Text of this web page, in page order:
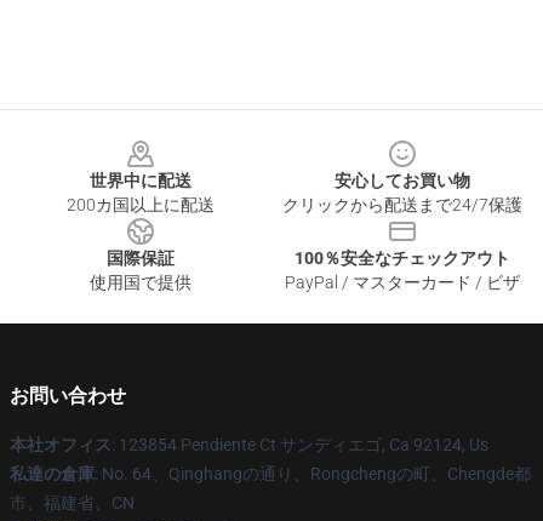
世界中に配送
200カ国以上に配送
安心してお買い物
クリックから配送まで24/7保護
国際保証
使用国で提供
100％安全なチェックアウト
PayPal / マスターカード / ビザ
お問い合わせ
本社オフィス: 123854 Pendiente Ct サンディエゴ, Ca 92124, Us
私達の倉庫: No. 64、Qinghangの通り、Rongchengの町、Chengde都
市、福建省、CN